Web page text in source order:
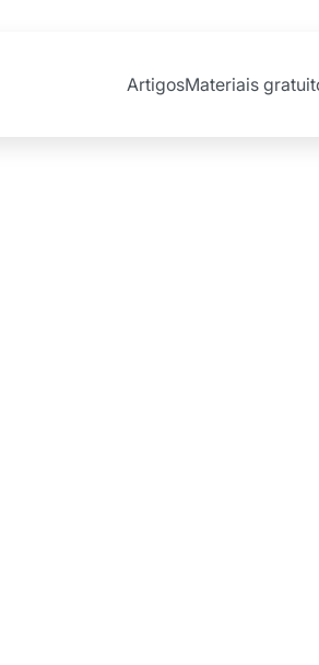
ArtigosMateriais